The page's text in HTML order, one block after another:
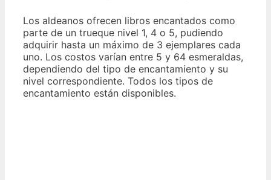
Los aldeanos ofrecen libros encantados como
parte de un trueque nivel 1, 4 o 5, pudiendo
adquirir hasta un máximo de 3 ejemplares cada
uno. Los costos varían entre 5 y 64 esmeraldas,
dependiendo del tipo de encantamiento y su
nivel correspondiente. Todos los tipos de
encantamiento están disponibles.